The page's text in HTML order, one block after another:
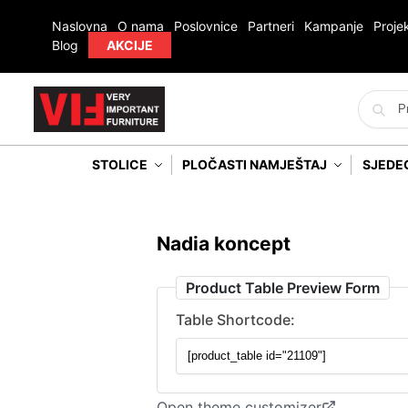
Naslovna O nama Poslovnice Partneri Kampanje
Blog
AKCIJE
STOLICE PLOČASTI NAMJEŠTAJ
Nadia koncept
Product Table Preview Form
Table Shortcode: